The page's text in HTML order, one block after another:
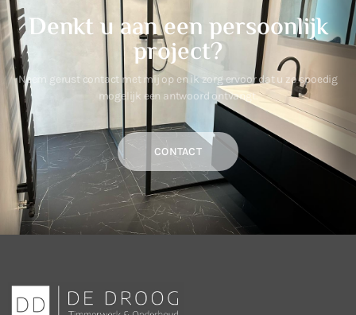
Denkt u aan een persoonlijk
project?
Neem gerust contact met mij op en ik zorg ervoor dat u zo spoedig
mogelijk een antwoord ontvangt.
CONTACT